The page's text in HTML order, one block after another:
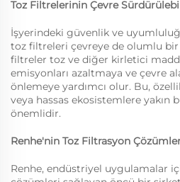
Toz Filtrelerinin Çevre
İşyerindeki güvenlik ve
toz filtreleri çevreye de olumlu
filtreler toz ve diğer kirletici
emisyonları azaltmaya ve çevre
önlemeye yardımcı olur. Bu,
veya hassas ekosistemlere yakın
önemlidir.
Renhe'nin Toz Filtrasyon
Renhe, endüstriyel uygulamalar